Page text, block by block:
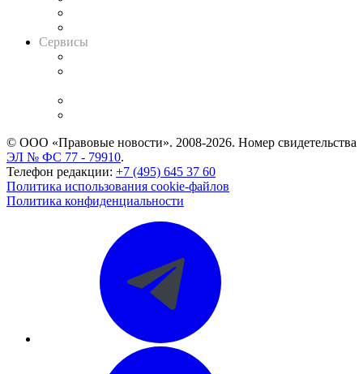
Сервисы
© ООО «Правовые новости». 2008-2026. Номер свидетельства
ЭЛ № ФС 77 - 79910.
Телефон редакции: +7 (495) 645 37 60
Политика использования cookie-файлов
Политика конфиденциальности